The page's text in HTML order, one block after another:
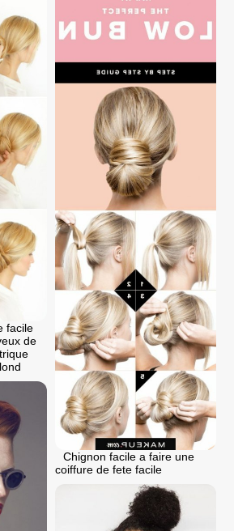
facile
de
Chignon facile a faire une
coiffure de fete facile